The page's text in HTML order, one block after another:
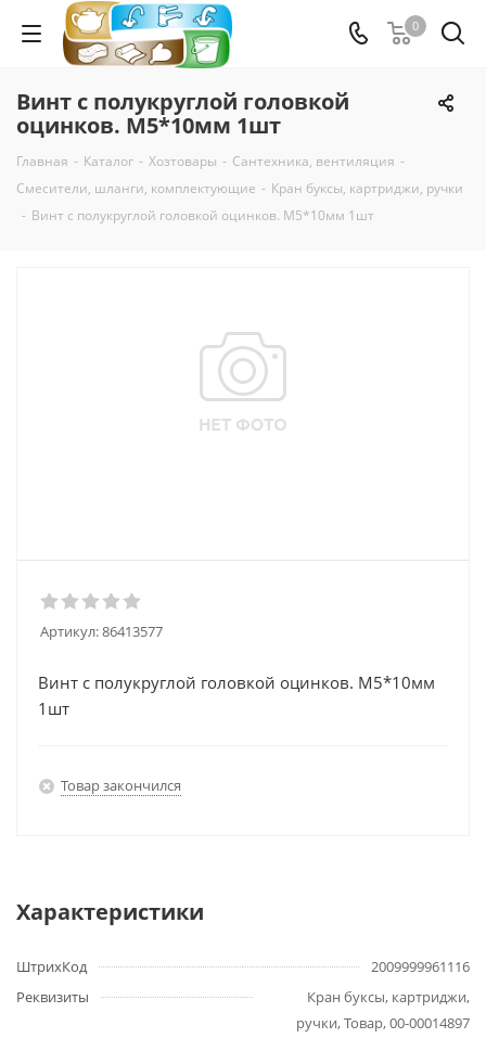
0
Винт с полукруглой головкой
оцинков. М5*10мм 1шт
Главная - Каталог - Хозтовары - Сантехника, вентиляция -
Смесители, шланги, комплектующие - Кран буксы, картриджи, ручки
- Винт с полукруглой головкой оцинков. М5*10мм 1шт
Артикул:86413577
Винт с полукруглой головкой оцинков. М5*10мм
1шт
Товар закончился
Характеристики
ШтрихКод
2009999961116
Реквизиты
Кран буксы, картриджи,
ручки, Товар, 00-00014897